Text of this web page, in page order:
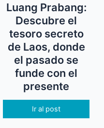
Luang Prabang:
Descubre el
tesoro secreto
de Laos, donde
el pasado se
funde con el
presente
Ir al post